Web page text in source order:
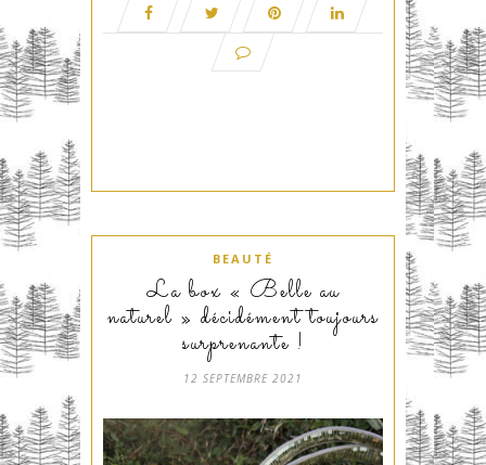
BEAUTÉ
La box « Belle au
naturel » décidément toujours
surprenante !
12 SEPTEMBRE 2021